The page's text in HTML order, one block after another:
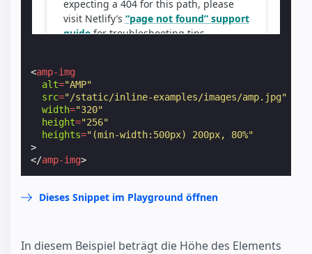
<amp-img
alt="AMP"
src="/static/inline-examples/images/amp.jpg"
width="320"
height="256"
heights="(min-width:500px) 200px, 80%"
>
</amp-img>
Dieses Snippet im Playground öffnen
In diesem Beispiel beträgt die Höhe des Elements